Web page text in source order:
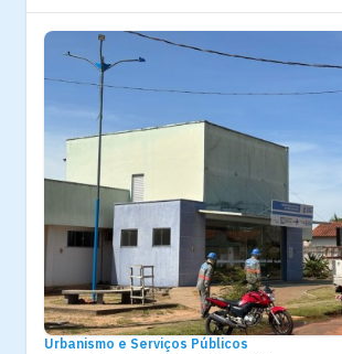
Urbanismo e Serviços Públicos